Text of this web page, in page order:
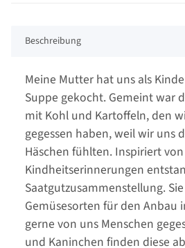
Beschreibung
Meine Mutter hat uns als
Suppe gekocht. Gemeint war
mit Kohl und Kartoffeln, den
gegessen haben, weil wir uns
Häschen fühlten. Inspiriert
Kindheitserinnerungen
Saatgutzusammenstellung.
Gemüsesorten für den Anbau
gerne von uns Menschen
und Kaninchen finden diese